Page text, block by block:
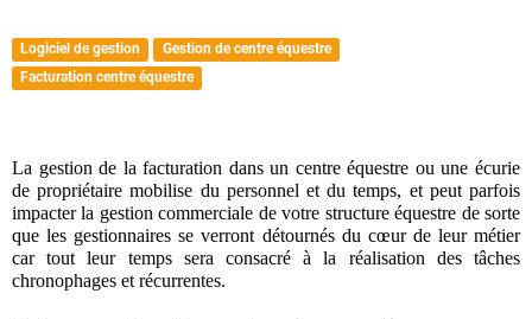
Logiciel de gestion
Gestion de centre équestre
Facturation centre équestre
La gestion de la facturation dans un centre équestre ou une écurie
de propriétaire mobilise du personnel et du temps, et peut parfois
impacter la gestion commerciale de votre structure équestre de sorte
que les gestionnaires se verront détournés du cœur de leur métier
car tout leur temps sera consacré à la réalisation des tâches
chronophages et récurrentes.